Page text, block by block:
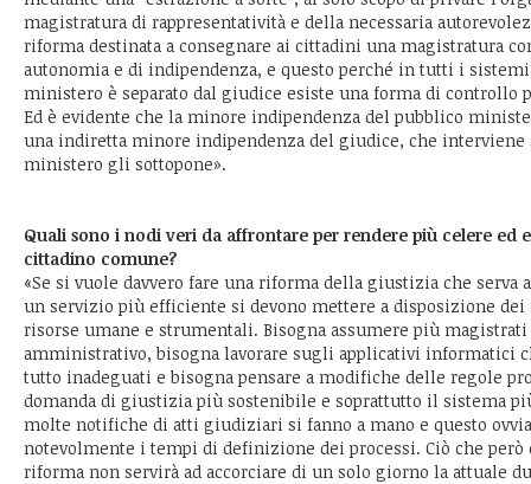
magistratura di rappresentatività e della necessaria
riforma destinata a consegnare ai cittadini una magistratura
autonomia e di indipendenza, e questo perché in tutti i
ministero è separato dal giudice esiste una forma di controllo
Ed è evidente che la minore indipendenza del pubblico
una indiretta minore indipendenza del giudice, che
ministero gli sottopone».
Quali sono i nodi veri da affrontare per rendere più celere ed
cittadino comune?
«Se si vuole davvero fare una riforma della giustizia che
un servizio più efficiente si devono mettere a disposizione
risorse umane e strumentali. Bisogna assumere più
amministrativo, bisogna lavorare sugli applicativi informatici
tutto inadeguati e bisogna pensare a modifiche delle regole
domanda di giustizia più sostenibile e soprattutto il sistema
molte notifiche di atti giudiziari si fanno a mano e questo
notevolmente i tempi di definizione dei processi. Ciò che però
riforma non servirà ad accorciare di un solo giorno la attuale